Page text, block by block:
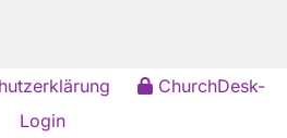
ChurchDesk-
Login